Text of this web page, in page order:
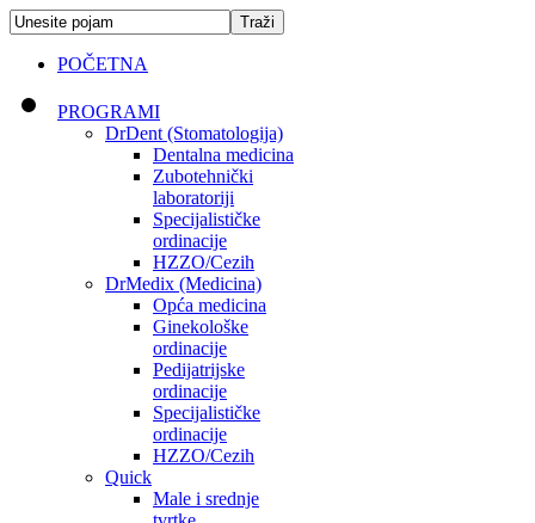
POČETNA
PROGRAMI
DrDent (Stomatologija)
Dentalna medicina
Zubotehnički
laboratoriji
Specijalističke
ordinacije
HZZO/Cezih
DrMedix (Medicina)
Opća medicina
Ginekološke
ordinacije
Pedijatrijske
ordinacije
Specijalističke
ordinacije
HZZO/Cezih
Quick
Male i srednje